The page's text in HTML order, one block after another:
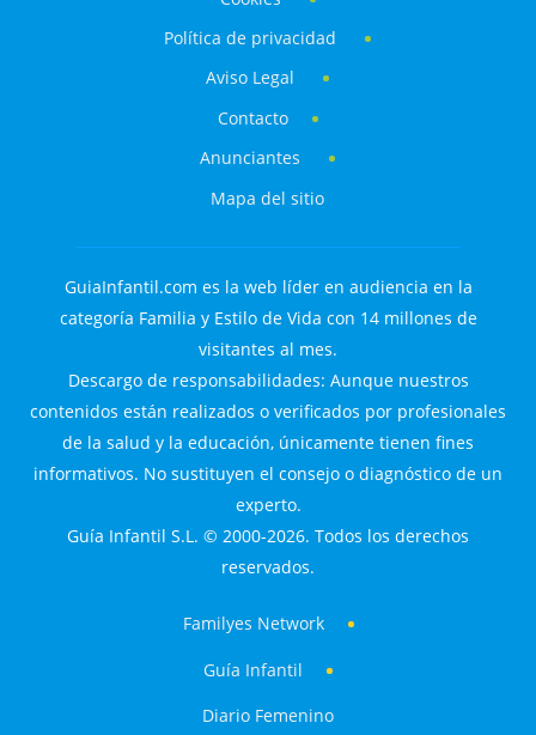
Política de privacidad
Aviso Legal
Contacto
Anunciantes
Mapa del sitio
GuiaInfantil.com es la web líder en audiencia en la
categoría Familia y Estilo de Vida con 14 millones de
visitantes al mes.
Descargo de responsabilidades: Aunque nuestros
contenidos están realizados o verificados por profesionales
de la salud y la educación, únicamente tienen fines
informativos. No sustituyen el consejo o diagnóstico de un
experto.
Guía Infantil S.L. © 2000-2026. Todos los derechos
reservados.
Familyes Network
Guía Infantil
Diario Femenino